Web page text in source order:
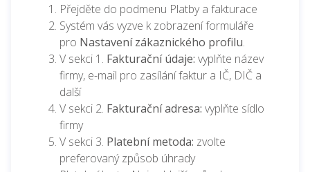
Přejděte do podmenu Platby a fakturace
Systém vás vyzve k zobrazení formuláře
pro Nastavení zákaznického profilu.
V sekci 1. Fakturační údaje: vyplňte název
firmy, e-mail pro zasílání faktur a IČ, DIČ a
další
V sekci 2. Fakturační adresa: vyplňte sídlo
firmy
V sekci 3. Platební metoda: zvolte
preferovaný způsob úhrady